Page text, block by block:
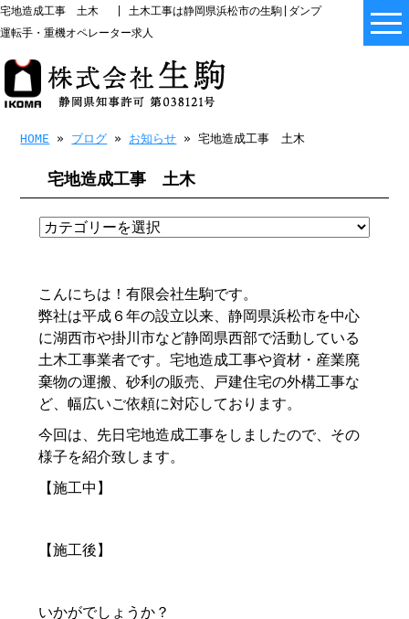
宅地造成工事 土木 | 土木工事は静岡県浜松市の生駒|ダンプ
運転手・重機オペレーター求人
HOME » ブログ » お知らせ » 宅地造成工事 土木
宅地造成工事 土木
こんにちは！有限会社生駒です。
弊社は平成６年の設立以来、静岡県浜松市を中心
に湖西市や掛川市など静岡県西部で活動している
土木工事業者です。宅地造成工事や資材・産業廃
棄物の運搬、砂利の販売、戸建住宅の外構工事な
ど、幅広いご依頼に対応しております。
今回は、先日宅地造成工事をしましたので、その
様子を紹介致します。
【施工中】
【施工後】
いかがでしょうか？